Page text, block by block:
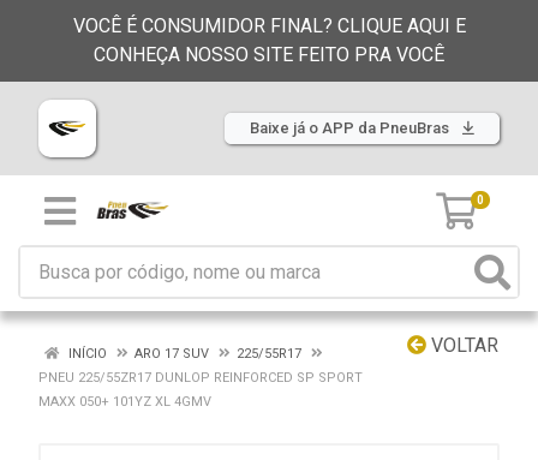
VOCÊ É CONSUMIDOR FINAL? CLIQUE AQUI E
CONHEÇA NOSSO SITE FEITO PRA VOCÊ
Baixe já o APP da PneuBras
0
VOLTAR
INÍCIO ARO 17 SUV
225/55R17
PNEU 225/55ZR17 DUNLOP REINFORCED SP SPORT
MAXX 050+ 101YZ XL 4GMV